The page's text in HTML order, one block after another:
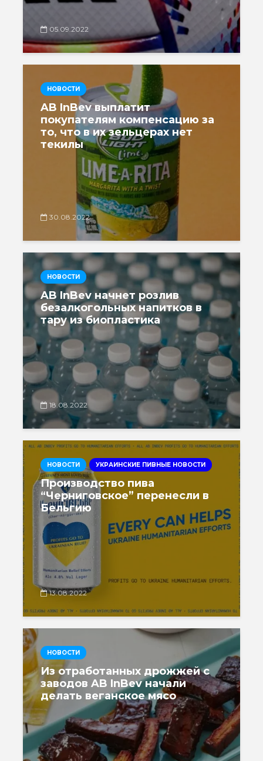
05.09.2022
НОВОСТИ
AB InBev выплатит
покупателям компенсацию за
то, что в их зельцерах нет
текилы
30.08.2022
НОВОСТИ
AB InBev начнет розлив
безалкогольных напитков в
тару из биопластика
18.08.2022
НОВОСТИ УКРАИНСКИЕ ПИВНЫЕ НОВОСТИ
Производство пива
“Черниговское” перенесли в
Бельгию
13.08.2022
НОВОСТИ
Из отработанных дрожжей с
заводов AB InBev начали
делать веганское мясо